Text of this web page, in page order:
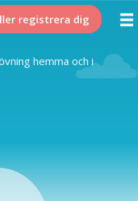
registrera dig
hemma och i